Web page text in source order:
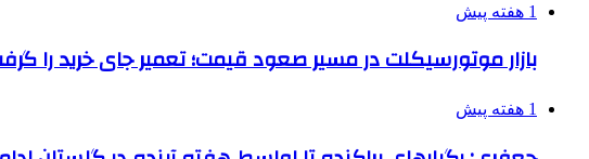
1 هفته پیش
بازار موتورسیکلت در مسیر صعود قیمت؛ تعمیر جای خرید را
1 هفته پیش